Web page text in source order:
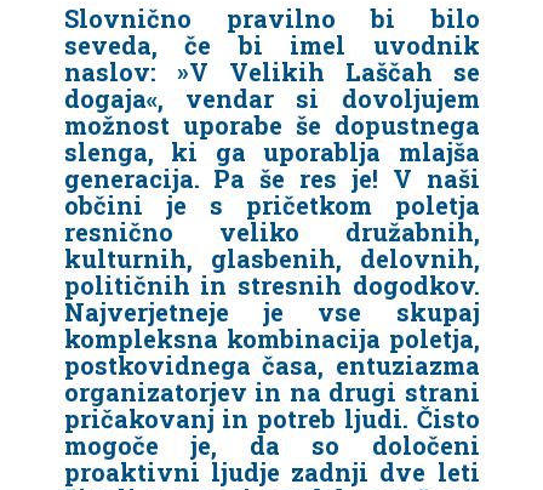
Slovnično pravilno bi bilo
seveda, če bi imel uvodnik
naslov: »V Velikih Laščah se
dogaja«, vendar si dovoljujem
možnost uporabe še dopustnega
slenga, ki ga uporablja mlajša
generacija. Pa še res je! V naši
občini je s pričetkom poletja
resnično veliko družabnih,
kulturnih, glasbenih, delovnih,
političnih in stresnih dogodkov.
Najverjetneje je vse skupaj
kompleksna kombinacija poletja,
postkovidnega časa, entuziazma
organizatorjev in na drugi strani
pričakovanj in potreb ljudi. Čisto
mogoče je, da so določeni
proaktivni ljudje zadnji dve leti